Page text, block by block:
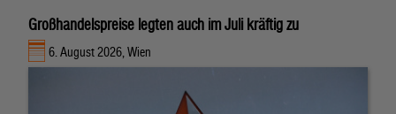
Großhandelspreise legten auch im Juli kräftig zu
6. August 2026, Wien